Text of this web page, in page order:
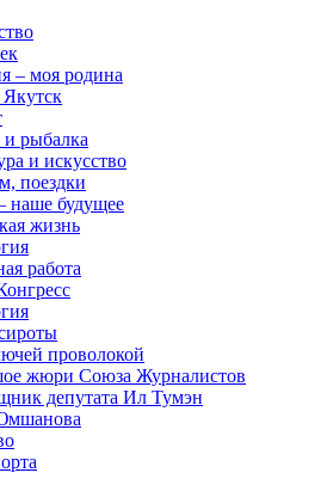
– моя родина
и рыбалка
и искусство
поездки
наше будущее
жизнь
работа
проволокой
жюри Союза Журналистов
депутата Ил Тумэн